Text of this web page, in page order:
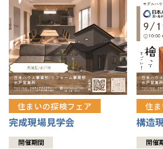
住まいの探検フェア
完成現場見学会
開催期間
住
構造
開催